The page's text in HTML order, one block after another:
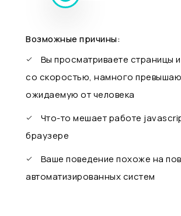
Возможные причины:
Вы просматриваете страницы и
со скоростью, намного
ожидаемую от человека
Что-то мешает работе
браузере
Ваше поведение похоже на
автоматизированных систем